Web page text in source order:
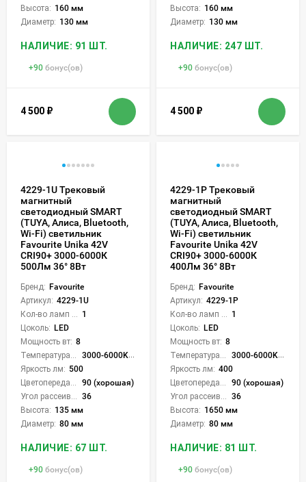
Высота: 160 мм
Диаметр: 130 мм
НАЛИЧИЕ: 91 ШТ.
+90 бонус(ов)
4 500 ₽
Высота: 160 мм
Диаметр: 130 мм
НАЛИЧИЕ: 247 ШТ.
+90 бонус(ов)
4 500 ₽
4229-1U Трековый
магнитный
светодиодный SMART
(TUYA, Алиса, Bluetooth,
Wi-Fi) светильник
Favourite Unika 42V
CRI90+ 3000-6000К
500Лм 36° 8Вт
Бренд: Favourite
Артикул: 4229-1U
1
Цоколь: LED
Мощность вт: 8
3000-6000K (плавная рег.)
Яркость лм: 500
90 (хорошая)
36
Высота: 135 мм
Диаметр: 80 мм
НАЛИЧИЕ: 67 ШТ.
+90 бонус(ов)
4229-1P Трековый
магнитный
светодиодный SMART
(TUYA, Алиса, Bluetooth,
Wi-Fi) светильник
Favourite Unika 42V
CRI90+ 3000-6000К
400Лм 36° 8Вт
Бренд: Favourite
Артикул: 4229-1P
1
Цоколь: LED
Мощность вт: 8
3000-6000K (плавная рег.)
Яркость лм: 400
90 (хорошая)
36
Высота: 1650 мм
Диаметр: 80 мм
НАЛИЧИЕ: 81 ШТ.
+90 бонус(ов)